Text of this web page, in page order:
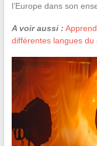
l’Europe dans son
A voir aussi :
différentes langues du